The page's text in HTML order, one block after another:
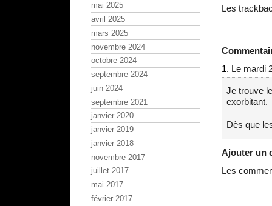
Les
1. Le mardi
Je trouve
exorbitant.
Dès que
Ajouter un
Les
mai 2025
avril 2025
mars 2025
novembre 2024
octobre 2024
septembre 2024
juin 2024
septembre 2021
janvier 2020
janvier 2019
janvier 2018
novembre 2017
juillet 2017
mai 2017
février 2017